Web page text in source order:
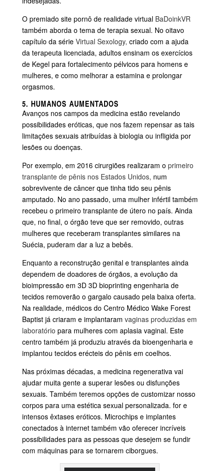
O premiado site pornô de realidade virtual BaDoinkVR
também aborda o tema de terapia sexual. No oitavo
capítulo da série Virtual Sexology, criado com a ajuda
da terapeuta licenciada, adultos ensinam os exercícios
de Kegel para fortalecimento pélvicos para homens e
mulheres, e como melhorar a estamina e prolongar
orgasmos.
5. HUMANOS AUMENTADOS
Avanços nos campos da medicina estão revelando
possibilidades eróticas, que nos fazem repensar as tais
limitações sexuais atribuídas à biologia ou infligida por
lesões ou doenças.
Por exemplo, em 2016 cirurgiões realizaram o primeiro
transplante de pênis nos Estados Unidos, num
sobrevivente de câncer que tinha tido seu pênis
amputado. No ano passado, uma mulher infértil também
recebeu o primeiro transplante de útero no país. Ainda
que, no final, o órgão teve que ser removido, outras
mulheres que receberam transplantes similares na
Suécia, puderam dar a luz a bebês.
Enquanto a reconstrução genital e transplantes ainda
dependem de doadores de órgãos, a evolução da
bioimpressão em 3D 3D bioprinting engenharia de
tecidos removerão o gargalo causado pela baixa oferta.
Na realidade, médicos do Centro Médico Wake Forest
Baptist já criaram e implantaram vaginas produzidas em
laboratório para mulheres com aplasia vaginal. Este
centro também já produziu através da bioengenharia e
implantou tecidos erécteis do pênis em coelhos.
Nas próximas décadas, a medicina regenerativa vai
ajudar muita gente a superar lesões ou disfunções
sexuais. Também teremos opções de customizar nosso
corpos para uma estética sexual personalizada. for e
intensos êxtases eróticos. Microchips e implantes
conectados à internet também vão oferecer incríveis
possibilidades para as pessoas que desejem se fundir
com máquinas para se tornarem ciborgues.